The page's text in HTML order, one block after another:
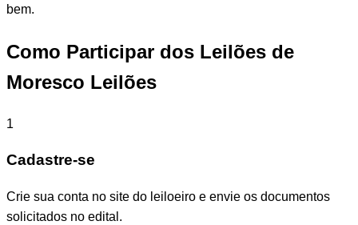
bem.
Como Participar dos Leilões de
Moresco Leilões
1
Cadastre-se
Crie sua conta no site do leiloeiro e envie os documentos
solicitados no edital.